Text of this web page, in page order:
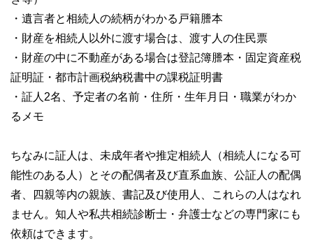
・遺言者と相続人の続柄がわかる戸籍謄本
・財産を相続人以外に渡す場合は、渡す人の住民票
・財産の中に不動産がある場合は登記簿謄本・固定資産税
証明証・都市計画税納税書中の課税証明書
・証人2名、予定者の名前・住所・生年月日・職業がわか
るメモ
ちなみに証人は、未成年者や推定相続人（相続人になる可
能性のある人）とその配偶者及び直系血族、公証人の配偶
者、四親等内の親族、書記及び使用人、これらの人はなれ
ません。知人や私共相続診断士・弁護士などの専門家にも
依頼はできます。